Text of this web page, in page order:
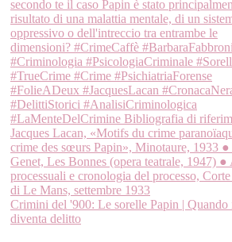
Crimini del '900: Le sorelle Papin | Quando
diventa delitto